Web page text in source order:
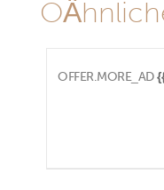
OFFER.MORE_AD